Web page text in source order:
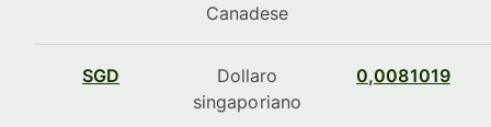
Canadese
SGD
Dollaro
singaporiano
0,0081019